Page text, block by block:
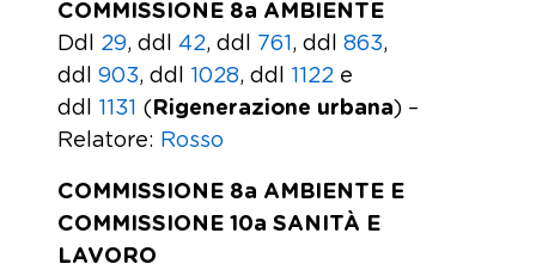
COMMISSIONE 8a AMBIENTE
Ddl 29, ddl 42, ddl 761, ddl 863,
ddl 903, ddl 1028, ddl 1122 e
ddl 1131 ( Rigenerazione urbana) –
Relatore: Rosso
COMMISSIONE 8a AMBIENTE E
COMMISSIONE 10a SANITÀ E
LAVORO